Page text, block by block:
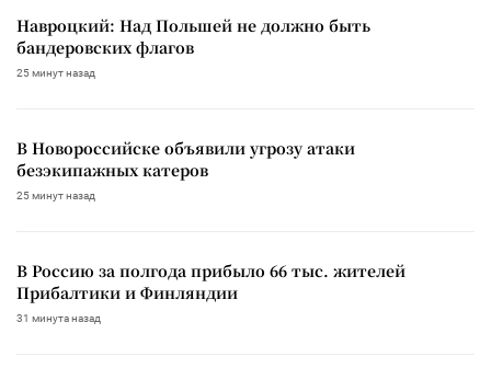
Навроцкий: Над Польшей не должно быть
бандеровских флагов
25 минут назад
В Новороссийске объявили угрозу атаки
безэкипажных катеров
25 минут назад
В Россию за полгода прибыло 66 тыс. жителей
Прибалтики и Финляндии
31 минута назад